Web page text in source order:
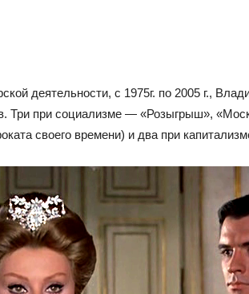
деятельности, с 1975г. по 2005 г.,
Три при социализме — «Розыгрыш»,
своего времени) и два при